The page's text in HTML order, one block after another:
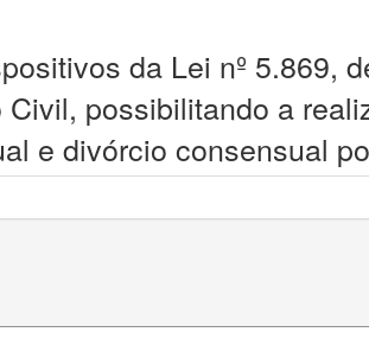
da Lei nº 5.869,
Civil, possibilitando a
e divórcio consensual